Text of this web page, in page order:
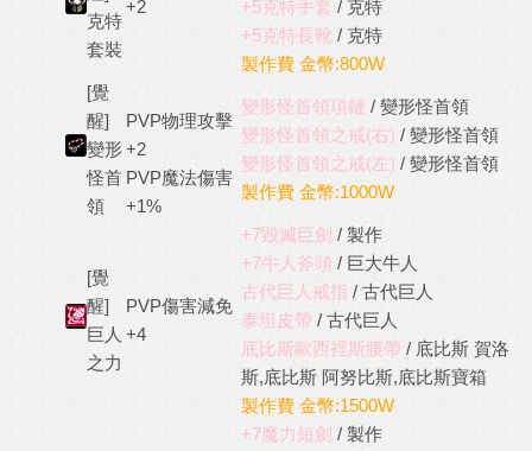
克特
套裝
+2
+5克特手套 / 克特
+5克特長靴 / 克特
製作費 金幣:800W
[覺
醒]
變形
怪首
領
PVP物理攻擊
+2
PVP魔法傷害
+1%
變形怪首領項鏈 / 變形怪首領
變形怪首領之戒(右) / 變形怪首領
變形怪首領之戒(左) / 變形怪首領
製作費 金幣:1000W
[覺
醒]
巨人
之力
PVP傷害減免
+4
+7毀滅巨劍 / 製作
+7牛人斧頭 / 巨大牛人
古代巨人戒指 / 古代巨人
泰坦皮帶 / 古代巨人
底比斯歐西裡斯腰帶 / 底比斯 賀洛
斯,底比斯 阿努比斯,底比斯寶箱
製作費 金幣:1500W
+7魔力短劍 / 製作